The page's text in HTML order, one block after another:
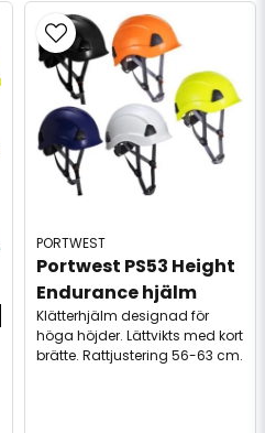
PORTWEST
Portwest PS53 Height
Endurance hjälm
Klätterhjälm designad för
höga höjder. Lättvikts med kort
brätte. Rattjustering 56-63 cm.